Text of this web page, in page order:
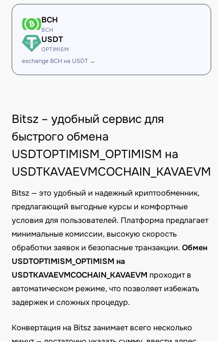
BCH
BCH
USDT
OPTIMISM
exchange BCH на USDT →
Bitsz – удобный сервис для
быстрого обмена
USDTOPTIMISM_OPTIMISM на
USDTKAVAEVMCOCHAIN_KAVAEVM
Bitsz — это удобный и надежный криптообменник,
предлагающий выгодные курсы и комфортные
условия для пользователей. Платформа предлагает
минимальные комиссии, высокую скорость
обработки заявок и безопасные транзакции. Обмен
USDTOPTIMISM_OPTIMISM на
USDTKAVAEVMCOCHAIN_KAVAEVM проходит в
автоматическом режиме, что позволяет избежать
задержек и сложных процедур.
Конвертация на Bitsz занимает всего несколько